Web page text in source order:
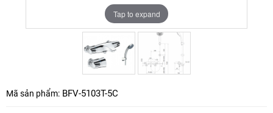
Tap to expand
Tap to expand
Mã sản phẩm: BFV-5103T-5C